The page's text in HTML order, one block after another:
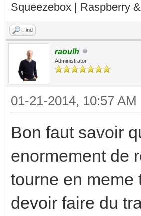
Squeezebox | Raspberry
Find
raoulh
Administrator
01-21-2014, 10:57 AM
Bon faut savoir
enormement de
tourne en meme
devoir faire du